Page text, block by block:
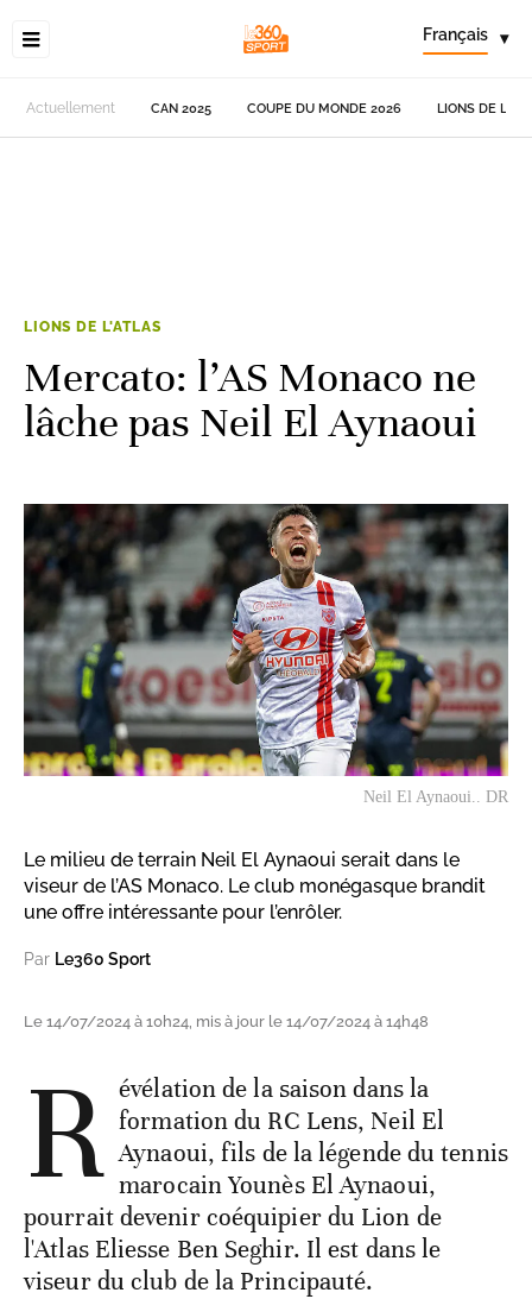
Français ▾
Actuellement CAN 2025 COUPE DU MONDE 2026 LIONS DE
LIONS DE L'ATLAS
Mercato: l’AS Monaco ne
lâche pas Neil El Aynaoui
Neil El Aynaoui.. DR
Le milieu de terrain Neil El Aynaoui serait dans le
viseur de l’AS Monaco. Le club monégasque brandit
une offre intéressante pour l’enrôler.
Par Le360 Sport
Le 14/07/2024 à 10h24, mis à jour le 14/07/2024 à 14h48
R évélation de la saison dans la
formation du RC Lens, Neil El
Aynaoui, fils de la légende du tennis
marocain Younès El Aynaoui,
pourrait devenir coéquipier du Lion de
l'Atlas Eliesse Ben Seghir. Il est dans le
viseur du club de la Principauté.